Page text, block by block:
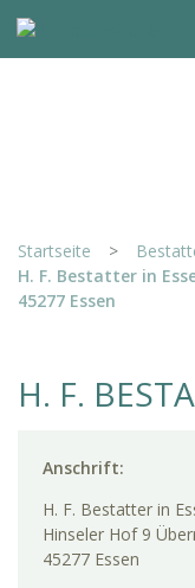
Startseite >
H. F. Bestatter in
45277 Essen
H. F.
Anschrift:
H. F. Bestatter in
Hinseler Hof 9
45277 Essen